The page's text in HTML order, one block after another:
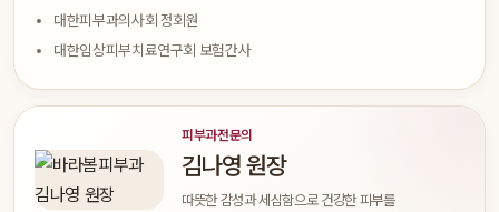
대한피부과의사회 정회원
대한임상피부치료연구회 보험간사
피부과전문의
김나영 원장
따뜻한 감성과 세심함으로 건강한 피부를